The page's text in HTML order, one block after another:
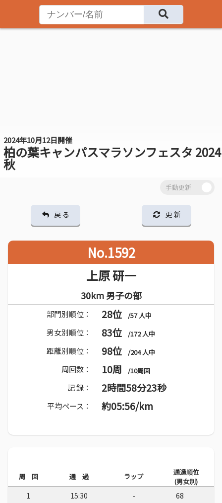
2024年10月12日開催
柏の葉キャンパスマラソンフェスタ 2024
秋
戻 る 更 新
No.1592
上原 研一
30km 男子の部
部門別順位： 28位 /57 人中
男女別順位： 83位 /172 人中
距離別順位： 98位 /204 人中
周回数： 10周 /10周回
記 録： 2時間58分23秒
平均ペース： 約05:56/km
周 回 通 過 ラップ
通過順位
(男女別)
1 15:30 -
68